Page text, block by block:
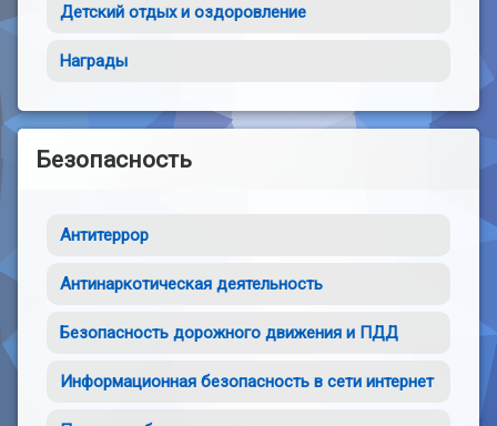
Детский отдых и оздоровление
Награды
Безопасность
Антитеррор
Антинаркотическая деятельность
Безопасность дорожного движения и ПДД
Информационная безопасность в сети интернет